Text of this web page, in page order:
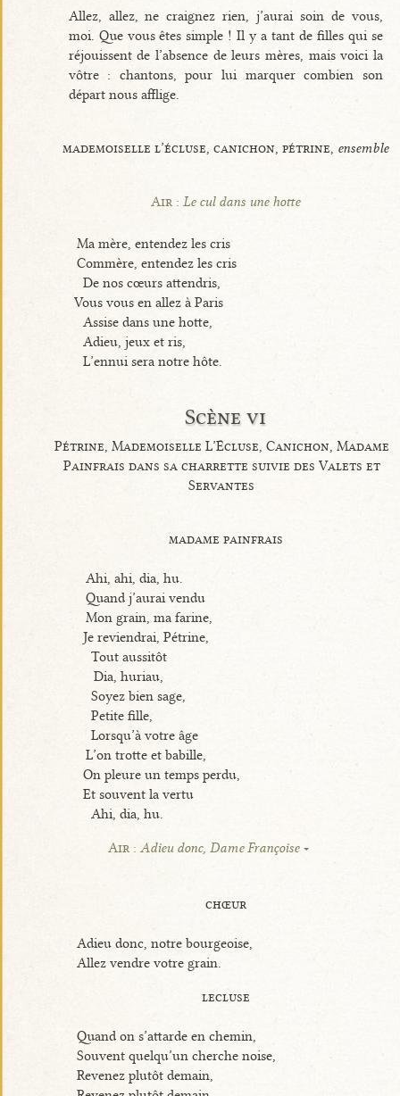
Allez, allez, ne craignez rien, j’aurai soin de vous,
moi. Que vous êtes simple ! Il y a tant de filles qui se
réjouissent de l’absence de leurs mères, mais voici la
vôtre : chantons, pour lui marquer combien son
départ nous afflige.
mademoiselle l’écluse, canichon, pétrine, ensemble
Air :Le cul dans une hotte
Ma mère, entendez les cris
Commère, entendez les cris
De nos cœurs attendris,
Vous vous en allez à Paris
Assise dans une hotte,
Adieu, jeux et ris,
L’ennui sera notre hôte.
Scène vi
Pétrine, Mademoiselle L’Écluse, Canichon, Madame
Painfrais dans sa charrette suivie des Valets et
Servantes
madame painfrais
Ahi, ahi, dia, hu.
Quand j’aurai vendu
Mon grain, ma farine,
Je reviendrai, Pétrine,
Tout aussitôt
Dia, huriau,
Soyez bien sage,
Petite fille,
Lorsqu’à votre âge
L’on trotte et babille,
On pleure un temps perdu,
Et souvent la vertu
Ahi, dia, hu.
Air :Adieu donc, Dame Françoise
chœur
Adieu donc, notre bourgeoise,
Allez vendre votre grain.
lecluse
Quand on s’attarde en chemin,
Souvent quelqu’un cherche noise,
Revenez plutôt demain,